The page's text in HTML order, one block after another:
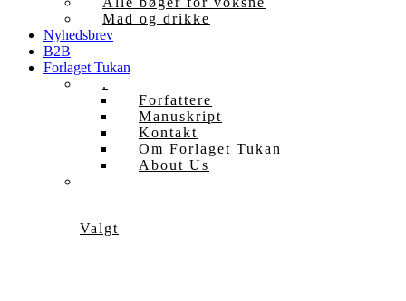
Mad og drikke
Nyhedsbrev
B2B
Forlaget Tukan
.
Forfattere
Manuskript
Kontakt
Om Forlaget Tukan
About Us
Valgt